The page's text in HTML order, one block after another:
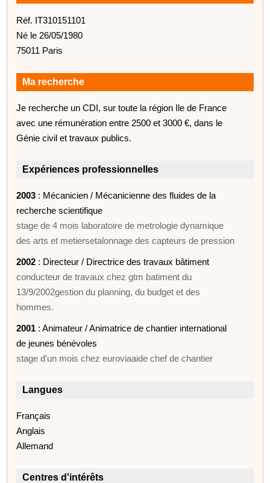
Réf. IT310151101
Né le 26/05/1980
75011 Paris
Ma recherche
Je recherche un CDI, sur toute la région Ile de France
avec une rémunération entre 2500 et 3000 €, dans le
Génie civil et travaux publics.
Expériences professionnelles
2003 : Mécanicien / Mécanicienne des fluides de la
recherche scientifique
stage de 4 mois laboratoire de metrologie dynamique
des arts et metiersetalonnage des capteurs de pression
2002 : Directeur / Directrice des travaux bâtiment
conducteur de travaux chez gtm batiment du
13/9/2002gestion du planning, du budget et des
hommes.
2001 : Animateur / Animatrice de chantier international
de jeunes bénévoles
stage d'un mois chez euroviaaide chef de chantier
Langues
Français
Anglais
Allemand
Centres d'intérêts